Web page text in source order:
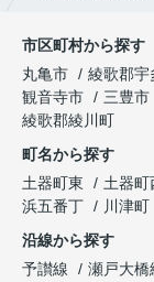
市区町村から探す
丸亀市
綾歌郡宇
観音寺市
三豊市
綾歌郡綾川町
町名から探す
土器町東
土器町
浜五番丁
川津町
沿線から探す
予讃線
瀬戸大橋